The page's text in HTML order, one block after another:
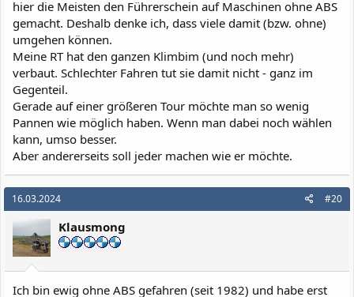
hier die Meisten den Führerschein auf Maschinen ohne ABS
gemacht. Deshalb denke ich, dass viele damit (bzw. ohne)
umgehen können.
Meine RT hat den ganzen Klimbim (und noch mehr)
verbaut. Schlechter Fahren tut sie damit nicht - ganz im
Gegenteil.
Gerade auf einer größeren Tour möchte man so wenig
Pannen wie möglich haben. Wenn man dabei noch wählen
kann, umso besser.
Aber andererseits soll jeder machen wie er möchte.
16.03.2024 #20
Klausmong
Ich bin ewig ohne ABS gefahren (seit 1982) und habe erst